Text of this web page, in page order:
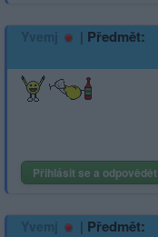
Yvemj | Předmět:
Přihlásit se a odpovědět
Yvemj | Předmět: